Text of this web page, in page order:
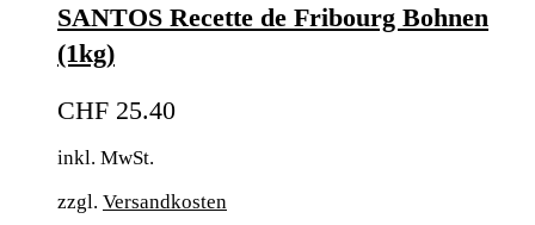
SANTOS Recette de Fribourg Bohnen
(1kg)
CHF 25.40
inkl. MwSt.
zzgl. Versandkosten